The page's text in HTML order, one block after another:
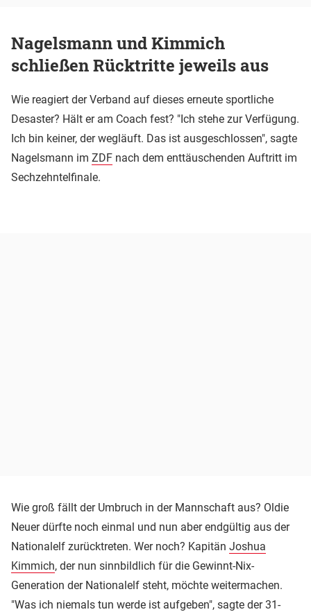
Nagelsmann und Kimmich
schließen Rücktritte jeweils aus
Wie reagiert der Verband auf dieses erneute sportliche
Desaster? Hält er am Coach fest? "Ich stehe zur Verfügung.
Ich bin keiner, der wegläuft. Das ist ausgeschlossen", sagte
Nagelsmann im ZDF nach dem enttäuschenden Auftritt im
Sechzehntelfinale.
Wie groß fällt der Umbruch in der Mannschaft aus? Oldie
Neuer dürfte noch einmal und nun aber endgültig aus der
Nationalelf zurücktreten. Wer noch? Kapitän Joshua
Kimmich, der nun sinnbildlich für die Gewinnt-Nix-
Generation der Nationalelf steht, möchte weitermachen.
"Was ich niemals tun werde ist aufgeben", sagte der 31-